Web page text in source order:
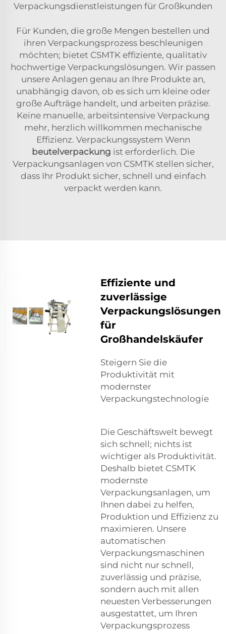
Verpackungsdienstleistungen für Großkunden
Für Kunden, die große Mengen bestellen und
ihren Verpackungsprozess beschleunigen
möchten; bietet CSMTK effiziente, qualitativ
hochwertige Verpackungslösungen. Wir passen
unsere Anlagen genau an Ihre Produkte an,
unabhängig davon, ob es sich um kleine oder
große Aufträge handelt, und arbeiten präzise.
Keine manuelle, arbeitsintensive Verpackung
mehr, herzlich willkommen mechanische
Effizienz. Verpackungssystem Wenn
beutelverpackung ist erforderlich. Die
Verpackungsanlagen von CSMTK stellen sicher,
dass Ihr Produkt sicher, schnell und einfach
verpackt werden kann.
Effiziente und
zuverlässige
Verpackungslösungen
für
Großhandelskäufer
Steigern Sie die
Produktivität mit
modernster
Verpackungstechnologie
Die Geschäftswelt bewegt
sich schnell; nichts ist
wichtiger als Produktivität.
Deshalb bietet CSMTK
modernste
Verpackungsanlagen, um
Ihnen dabei zu helfen,
Produktion und Effizienz zu
maximieren. Unsere
automatischen
Verpackungsmaschinen
sind nicht nur schnell,
zuverlässig und präzise,
sondern auch mit allen
neuesten Verbesserungen
ausgestattet, um Ihren
Verpackungsprozess